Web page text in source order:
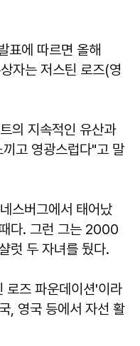
표에 따르면 올해
자는 저스틴 로즈(영
의 지속적인 유산과
고 영광스럽다"고 말
스버그에서 태어났
다. 그런 그는 2000
럿 두 자녀를 뒀다.
즈 파운데이션'이라
, 영국 등에서 자선 활